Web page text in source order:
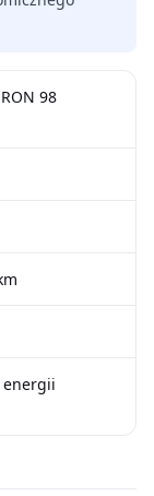
98
energii